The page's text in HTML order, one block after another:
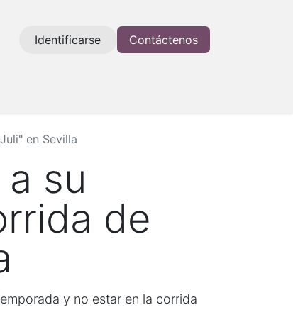
Identificarse Contáctenos
en Sevilla
su
de
y no estar en la corrida